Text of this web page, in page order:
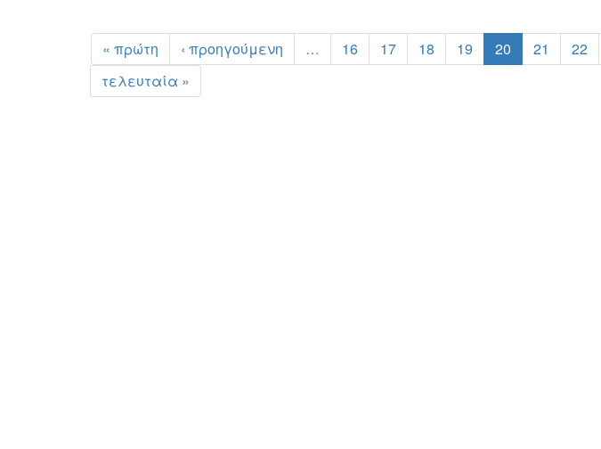
« πρώτη ‹ προηγούμενη … 16 17 18 19 20 21 22
τελευταία »